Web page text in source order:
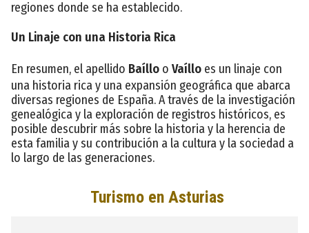
regiones donde se ha establecido.
Un Linaje con una Historia Rica
En resumen, el apellido Baíllo o Vaíllo es un linaje con
una historia rica y una expansión geográfica que abarca
diversas regiones de España. A través de la investigación
genealógica y la exploración de registros históricos, es
posible descubrir más sobre la historia y la herencia de
esta familia y su contribución a la cultura y la sociedad a
lo largo de las generaciones.